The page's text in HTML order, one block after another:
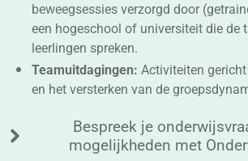
beweegsessies verzorgd door
een hogeschool of universiteit die de
leerlingen spreken.
Teamuitdagingen: Activiteiten
en het versterken van de
Bespreek je
mogelijkheden met